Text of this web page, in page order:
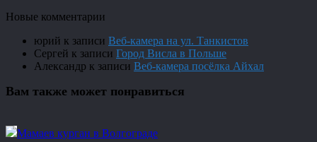
Новые комментарии
юрий к записи Веб-камера на ул. Танкистов
Сергей к записи Город Висла в Польше
Александр к записи Веб-камера посёлка Айхал
Вам также может понравиться
Мамаев курган в Волгограде